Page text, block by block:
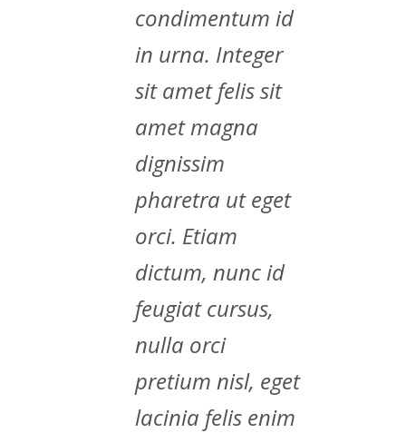
condimentum id
in urna. Integer
sit amet felis sit
amet magna
dignissim
pharetra ut eget
orci. Etiam
dictum, nunc id
feugiat cursus,
nulla orci
pretium nisl, eget
lacinia felis enim